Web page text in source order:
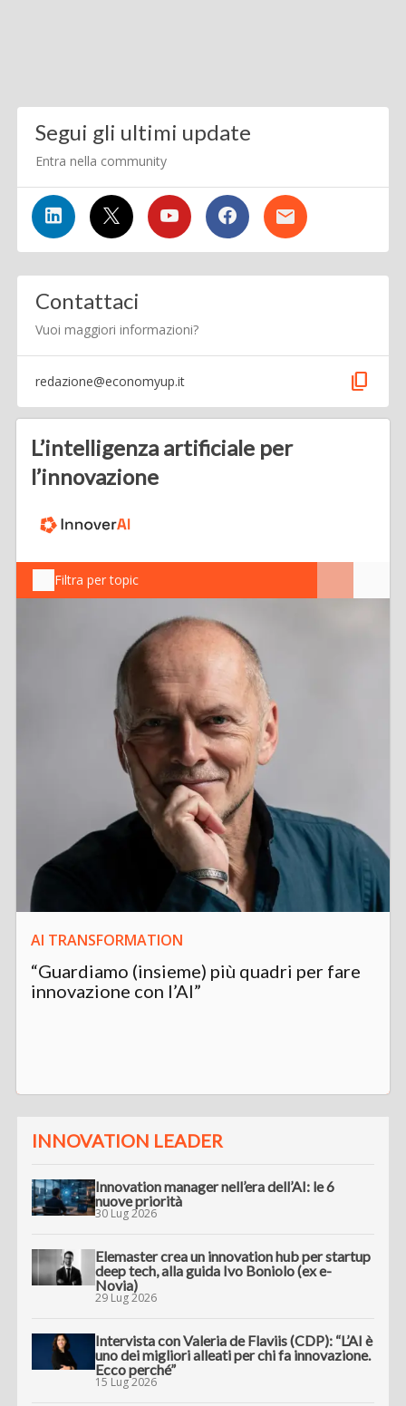
Segui gli ultimi update
Entra nella community
Contattaci
Vuoi maggiori informazioni?
redazione@economyup.it content_copy
L’intelligenza artificiale per
l’innovazione
Filtra per topic
AI TRANSFORMATION
“Guardiamo (insieme) più quadri per fare
innovazione con l’AI”
INNOVATION LEADER
Innovation manager nell’era dell’AI: le 6
nuove priorità
30 Lug 2026
Elemaster crea un innovation hub per startup
deep tech, alla guida Ivo Boniolo (ex e-
Novia)
29 Lug 2026
Intervista con Valeria de Flaviis (CDP): “L’AI è
uno dei migliori alleati per chi fa innovazione.
Ecco perché”
15 Lug 2026